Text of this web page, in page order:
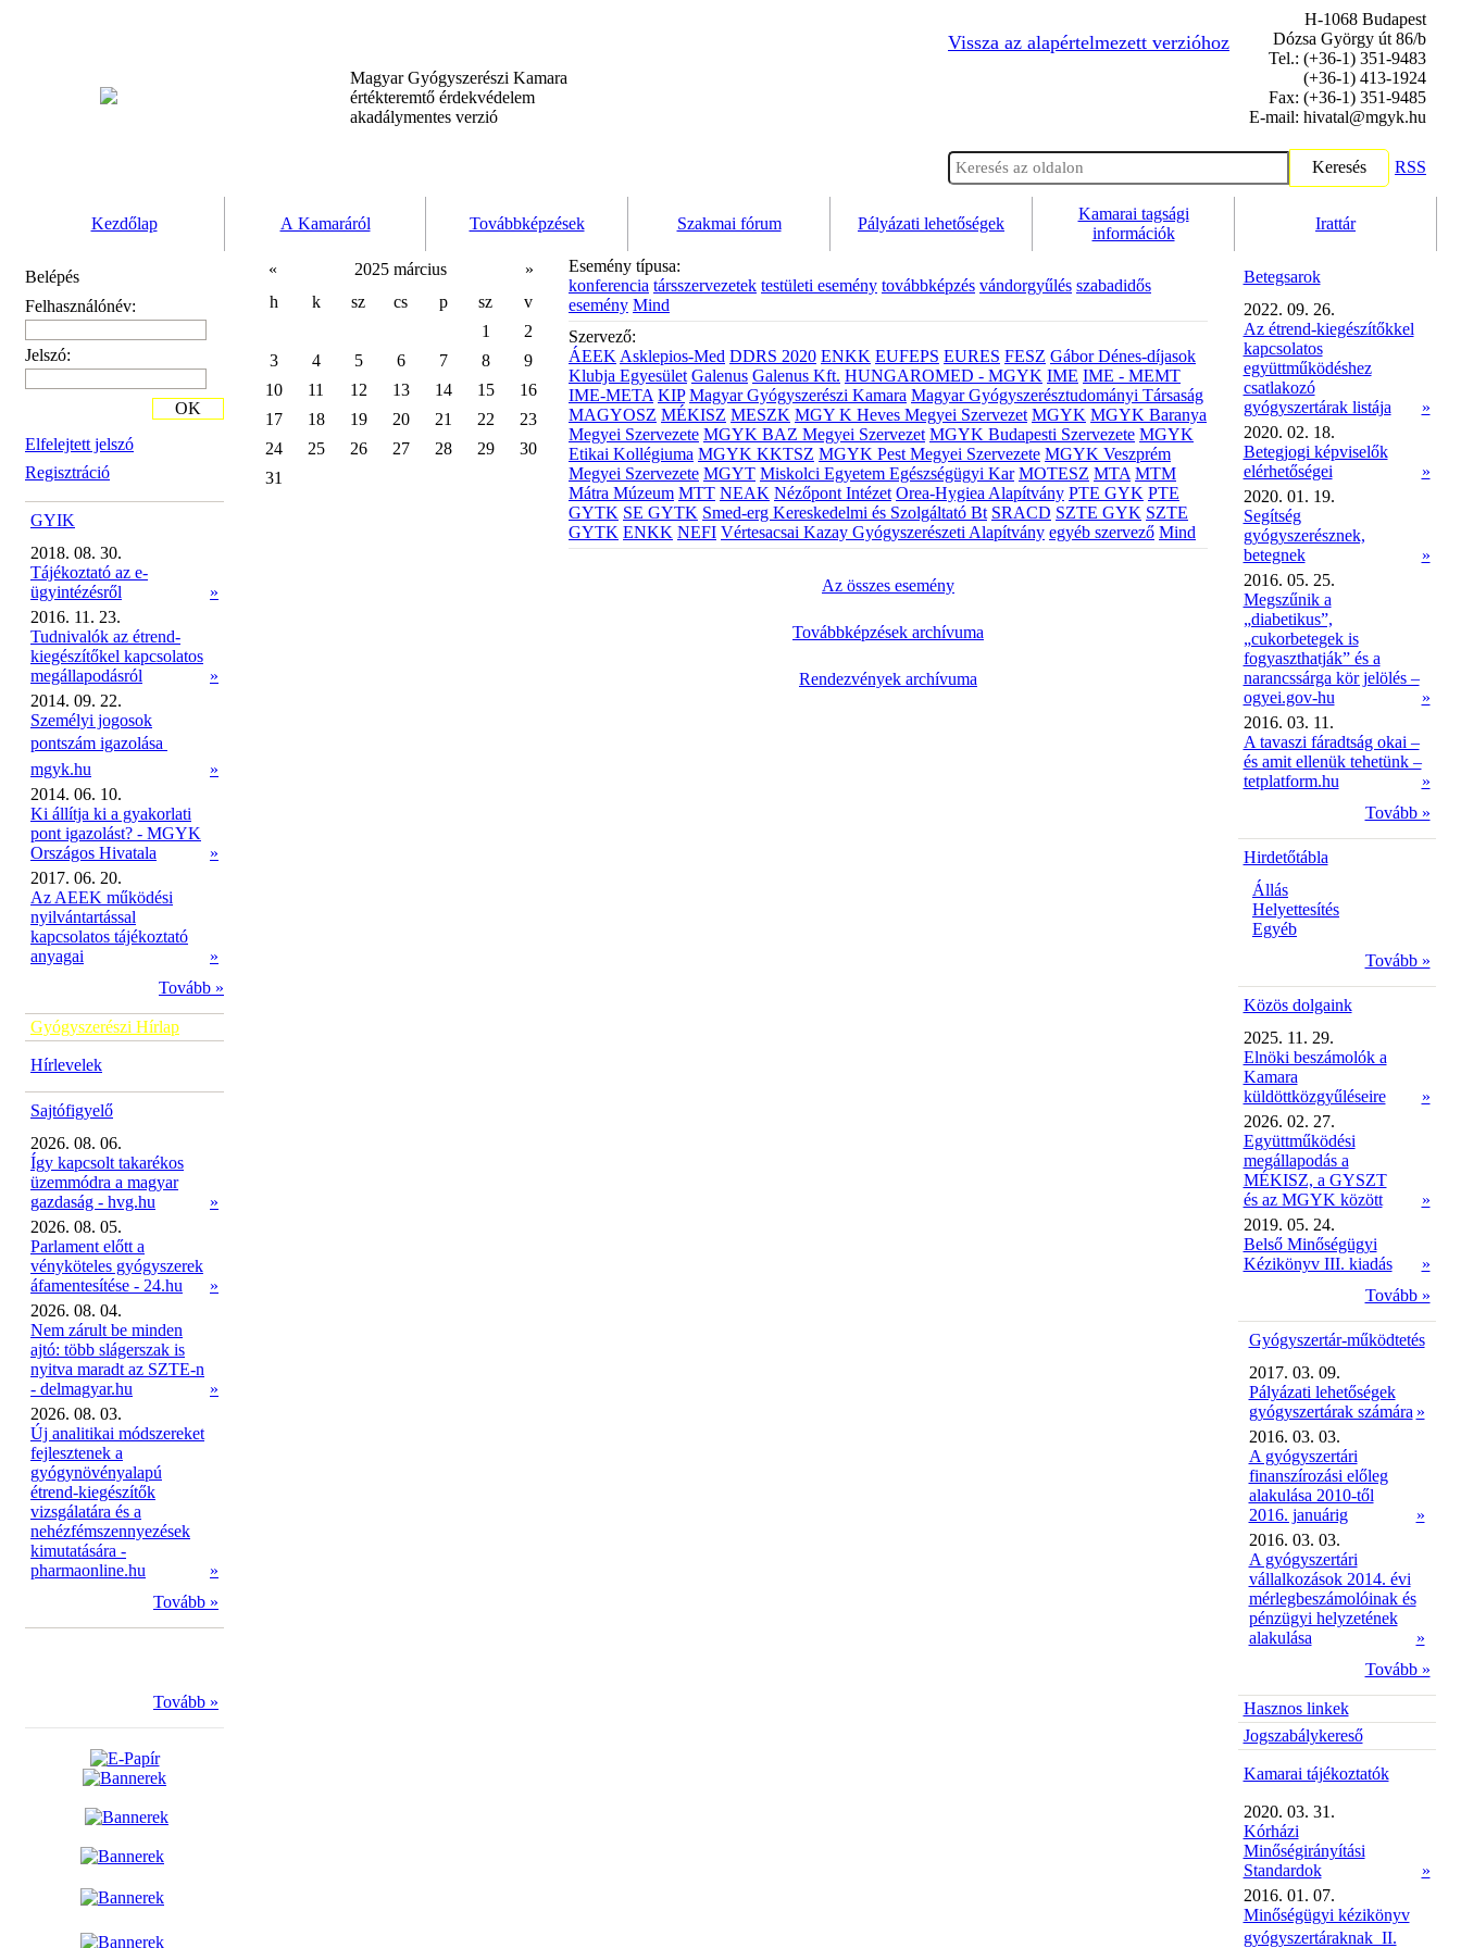
Magyar Gyógyszerészi Kamara
értékteremtő érdekvédelem
akadálymentes verzió
Vissza az alapértelmezett verzióhoz
H-1068 Budapest
Dózsa György út 86/b
Tel.: (+36-1) 351-9483
(+36-1) 413-1924
Fax: (+36-1) 351-9485
E-mail: hivatal@mgyk.hu
Keresés RSS
Kezdőlap A Kamaráról Továbbképzések Szakmai fórum Pályázati lehetőségek
Kamarai tagsági
információk
Irattár
Belépés
Felhasználónév:
Jelszó:
Elfelejtett jelszó
Regisztráció
OK
GYIK
2018. 08. 30.
Tájékoztató az e-
ügyintézésről
»
2016. 11. 23.
Tudnivalók az étrend-
kiegészítőkel kapcsolatos
megállapodásról
»
2014. 09. 22.
Személyi jogosok
pontszám igazolása 
mgyk.hu
»
2014. 06. 10.
Ki állítja ki a gyakorlati
pont igazolást? - MGYK
Országos Hivatala
»
2017. 06. 20.
Az AEEK működési
nyilvántartással
kapcsolatos tájékoztató
anyagai
»
Tovább »
Gyógyszerészi Hírlap
Hírlevelek
Sajtófigyelő
2026. 08. 06.
Így kapcsolt takarékos
üzemmódra a magyar
gazdaság - hvg.hu
»
2026. 08. 05.
Parlament előtt a
vényköteles gyógyszerek
áfamentesítése - 24.hu
»
2026. 08. 04.
Nem zárult be minden
ajtó: több slágerszak is
nyitva maradt az SZTE-n
- delmagyar.hu
»
2026. 08. 03.
Új analitikai módszereket
fejlesztenek a
gyógynövényalapú
étrend-kiegészítők
vizsgálatára és a
nehézfémszennyezések
kimutatására -
pharmaonline.hu
»
Tovább »
Tovább »
« 2025 március
»
h
k sz cs p sz
v
1
2
3
4 5 6 7 8
9
10
11 12 13 14 15
16
17
18 19 20 21 22
23
24
25 26 27 28 29
30
31
Esemény típusa:
konferencia társszervezetek testületi esemény továbbképzés vándorgyűlés szabadidős
esemény Mind
Szervező:
ÁEEK Asklepios-Med DDRS 2020 ENKK EUFEPS EURES FESZ Gábor Dénes-díjasok
Klubja Egyesület Galenus Galenus Kft. HUNGAROMED - MGYK IME IME - MEMT
IME-META KIP Magyar Gyógyszerészi Kamara Magyar Gyógyszerésztudományi Társaság
MAGYOSZ MÉKISZ MESZK MGY K Heves Megyei Szervezet MGYK MGYK Baranya
Megyei Szervezete MGYK BAZ Megyei Szervezet MGYK Budapesti Szervezete MGYK
Etikai Kollégiuma MGYK KKTSZ MGYK Pest Megyei Szervezete MGYK Veszprém
Megyei Szervezete MGYT Miskolci Egyetem Egészségügyi Kar MOTESZ MTA MTM
Mátra Múzeum MTT NEAK Nézőpont Intézet Orea-Hygiea Alapítvány PTE GYK PTE
GYTK SE GYTK Smed-erg Kereskedelmi és Szolgáltató Bt SRACD SZTE GYK SZTE
GYTK ENKK NEFI Vértesacsai Kazay Gyógyszerészeti Alapítvány egyéb szervező Mind
Az összes esemény
Továbbképzések archívuma
Rendezvények archívuma
Betegsarok
2022. 09. 26.
Az étrend-kiegészítőkkel
kapcsolatos
együttműködéshez
csatlakozó
gyógyszertárak listája
»
2020. 02. 18.
Betegjogi képviselők
elérhetőségei
»
2020. 01. 19.
Segítség
gyógyszerésznek,
betegnek
»
2016. 05. 25.
Megszűnik a
„diabetikus”,
„cukorbetegek is
fogyaszthatják” és a
narancssárga kör jelölés –
ogyei.gov-hu
»
2016. 03. 11.
A tavaszi fáradtság okai –
és amit ellenük tehetünk –
tetplatform.hu
»
Tovább »
Hirdetőtábla
Állás
Helyettesítés
Egyéb
Tovább »
Közös dolgaink
2025. 11. 29.
Elnöki beszámolók a
Kamara
küldöttközgyűléseire
»
2026. 02. 27.
Együttműködési
megállapodás a
MÉKISZ, a GYSZT
és az MGYK között
»
2019. 05. 24.
Belső Minőségügyi
Kézikönyv III. kiadás
»
Tovább »
Gyógyszertár-működtetés
2017. 03. 09.
Pályázati lehetőségek
gyógyszertárak számára »
2016. 03. 03.
A gyógyszertári
finanszírozási előleg
alakulása 2010-től
2016. januárig
»
2016. 03. 03.
A gyógyszertári
vállalkozások 2014. évi
mérlegbeszámolóinak és
pénzügyi helyzetének
alakulása
»
Tovább »
Hasznos linkek
Jogszabálykereső
Kamarai tájékoztatók
2020. 03. 31.
Kórházi
Minőségirányítási
Standardok
»
2016. 01. 07.
Minőségügyi kézikönyv
gyógyszertáraknak  II.